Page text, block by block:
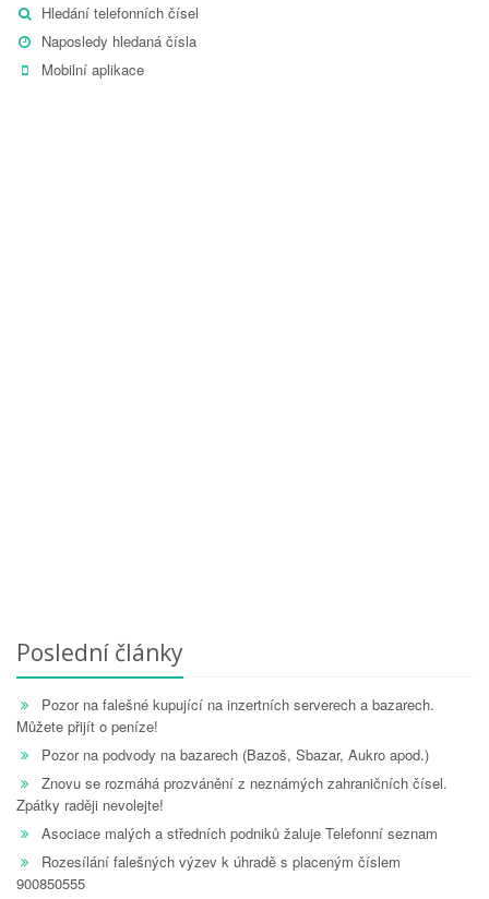
Hledání telefonních čísel
Naposledy hledaná čísla
Mobilní aplikace
Poslední články
Pozor na falešné kupující na inzertních serverech a bazarech.
Můžete přijít o peníze!
Pozor na podvody na bazarech (Bazoš, Sbazar, Aukro apod.)
Znovu se rozmáhá prozvánění z neznámých zahraničních čísel.
Zpátky raději nevolejte!
Asociace malých a středních podniků žaluje Telefonní seznam
Rozesílání falešných výzev k úhradě s placeným číslem
900850555